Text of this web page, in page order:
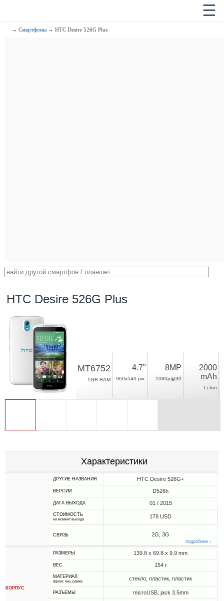
☰
→Смартфоны → HTC Desire 526G Plus
HTC Desire 526G Plus
MT6752
1GB RAM
4.7"
960x540 pix.
8MP
1080p@30
2000
mAh
Li-Ion
Характеристики
ДРУГИЕ НАЗВАНИЯ HTC Desire 526G+
ВЕРСИИ D526h
ДАТА ВЫХОДА 01 / 2015
СТОИМОСТЬ
на момент выхода 178 USD
СВЯЗЬ 2G, 3G
подробнее ↓
КОРПУС
РАЗМЕРЫ 139.8 x 69.8 x 9.9 mm
ВЕС 154 г
МАТЕРИАЛ
фронт, низ, рамка стекло, пластик, пластик
РАЗЪЕМЫ microUSB, jack 3.5mm